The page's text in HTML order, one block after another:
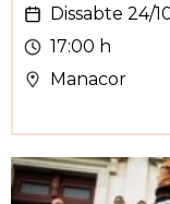
Dissabte 24/
17:00 h
Manacor